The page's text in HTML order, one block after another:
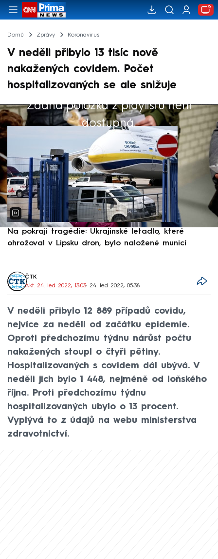
Domů Zprávy Koronavirus
V neděli přibylo 13 tisíc nově
nakažených covidem. Počet
hospitalizovaných se ale snižuje
Žádná položka z playlistu není
dostupná.
Výběr redakce
Na pokraji tragédie: Ukrajinské letadlo, které
ohrožoval v Lipsku dron, bylo naložené municí
ČTK
Akt. 24. led 2022, 13:03• 24. led 2022, 05:38
V neděli přibylo 12 889 případů covidu,
nejvíce za neděli od začátku epidemie.
Oproti předchozímu týdnu nárůst počtu
nakažených stoupl o čtyři pětiny.
Hospitalizovaných s covidem dál ubývá. V
neděli jich bylo 1 448, nejméně od loňského
října. Proti předchozímu týdnu
hospitalizovaných ubylo o 13 procent.
Vyplývá to z údajů na webu ministerstva
zdravotnictví.